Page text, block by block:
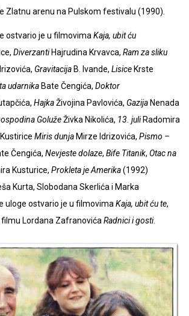
Zlatnu arenu na Pulskom festivalu (1990).
ostvario je u filmovima Kaja, ubit ću
DiverzantiHajrudina Krvavca, Ram za sliku
Gravitacija B. Ivande, Lisice Krste
udarnika Bate Čengića, Doktor
HajkaŽivojina Pavlovića, Gazija Nenada
GolužeŽivka Nikolića, 13. juliRadomira
Miris dunja Mirze Idrizovića, Pismo –
Čengića, Nevjeste dolaze, Bife Titanik, Otac na
Kusturice, Prokleta je Amerika(1992)
Kurta, Slobodana Skerlića i Marka
uloge ostvario je u filmovima Kaja, ubit ću te,
Lordana Zafranovića Radnici i gosti.